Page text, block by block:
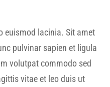
euismod lacinia. Sit amet
pulvinar sapien et ligula
volutpat commodo sed
vitae et leo duis ut